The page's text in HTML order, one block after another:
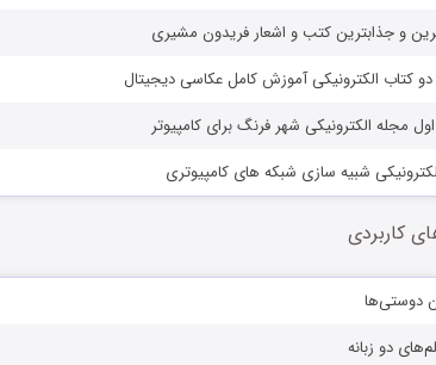
و جذابترین کتب و اشعار فریدون مشیری
دو کتاب الکترونیکی آموزش کامل عکاسی دیجیتال
مجله الکترونیکی شهر فرنگ برای کامپیوتر
شبیه سازی شبکه های کامپیوتری
کاربردی
دوستی‌ها
دو زبانه